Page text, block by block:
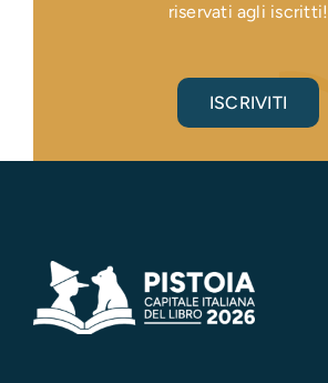
riservati agli iscritti!
ISCRIVITI